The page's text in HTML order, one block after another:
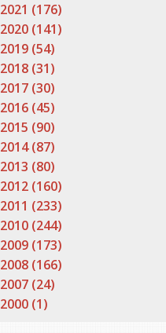
2021 (176)
2020 (141)
2019 (54)
2018 (31)
2017 (30)
2016 (45)
2015 (90)
2014 (87)
2013 (80)
2012 (160)
2011 (233)
2010 (244)
2009 (173)
2008 (166)
2007 (24)
2000 (1)